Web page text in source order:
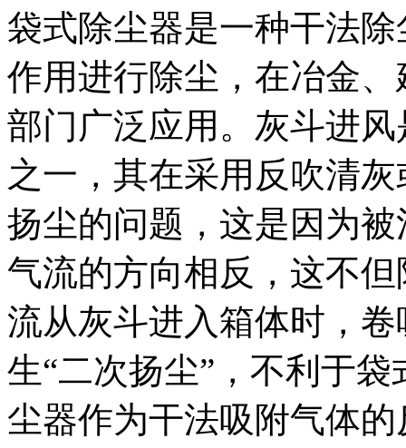
袋式除尘器是一种干法
作用进行除尘，在冶金
部门广泛应用。灰斗进
之一，其在采用反吹清
扬尘的问题，这是因为
气流的方向相反，这不
流从灰斗进入箱体时，
生“二次扬尘”，不利于
尘器作为干法吸附气体